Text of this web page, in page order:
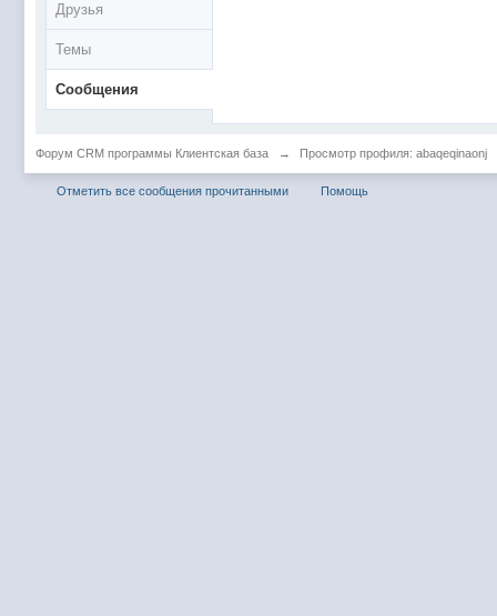
Друзья
Темы
Сообщения
Форум CRM программы Клиентская база → Просмотр профиля: abaqeqinaonj
Отметить все сообщения прочитанными Помощь